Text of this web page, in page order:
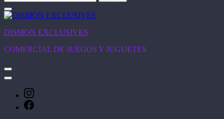
DISMON EXCLUSIVES
COMERCIAL DE JUEGOS Y JUGUETES